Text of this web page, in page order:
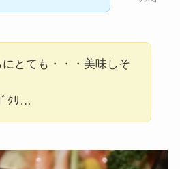
にとても・・・美味しそ
ﾞｸﾘ…